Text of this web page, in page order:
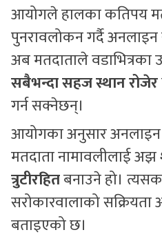
आयोगले हालका कतिपय
पुनरावलोकन गर्दै
अब मतदाताले
सबैभन्दा सहज स्थान रोजेर
गर्न सक्नेछन्।
आयोगका अनुसार अनलाइन
मतदाता नामावलीलाई अझ
त्रुटीरहितबनाउने हो।
सरोकारवालाको
बताइएको छ।